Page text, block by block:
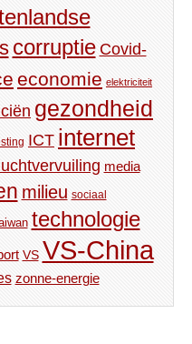
corruptie Covid-
economie elektriciteit
gezondheid
ICT internet
media
milieu sociaal
technologie
VS VS-China
zonne-energie